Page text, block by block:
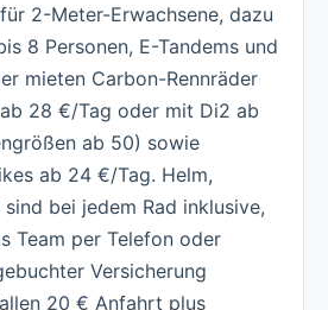
2-Meter-Erwachsene, dazu
8 Personen, E-Tandems und
mieten Carbon-Rennräder
28 €/Tag oder mit Di2 ab
ab 50) sowie
ab 24 €/Tag. Helm,
bei jedem Rad inklusive,
Team per Telefon oder
Versicherung
20 € Anfahrt plus